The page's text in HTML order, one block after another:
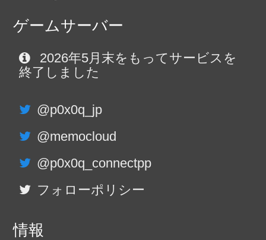
ゲームサーバー
2026年5月末をもってサービスを
終了しました
@p0x0q_jp
@memocloud
@p0x0q_connectpp
フォローポリシー
情報